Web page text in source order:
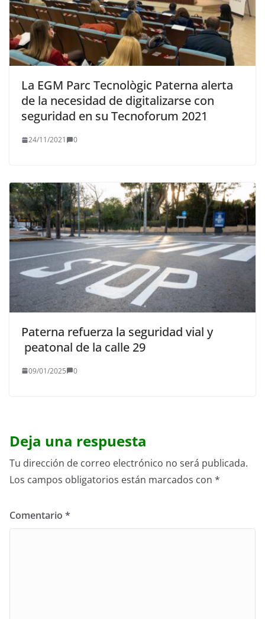
La EGM Parc Tecnològic Paterna alerta
de la necesidad de digitalizarse con
seguridad en su Tecnoforum 2021
24/11/2021 0
Paterna refuerza la seguridad vial y
peatonal de la calle 29
09/01/2025 0
Deja una respuesta
Tu dirección de correo electrónico no será publicada.
Los campos obligatorios están marcados con *
Comentario *